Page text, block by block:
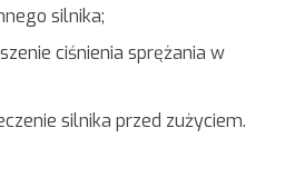
silnika;
ciśnienia sprężania w
silnika przed zużyciem.